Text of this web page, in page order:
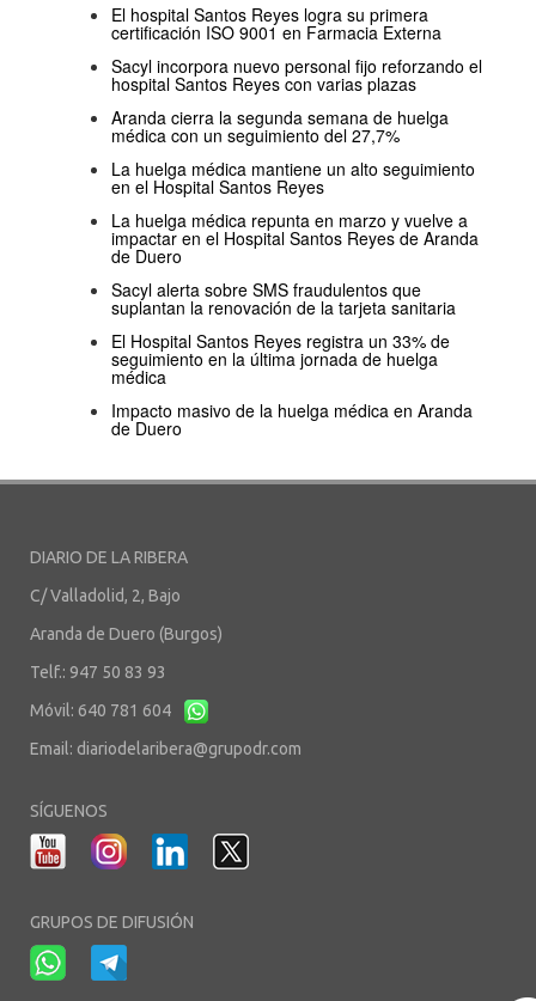
El hospital Santos Reyes logra su primera
certificación ISO 9001 en Farmacia Externa
Sacyl incorpora nuevo personal fijo reforzando el
hospital Santos Reyes con varias plazas
Aranda cierra la segunda semana de huelga
médica con un seguimiento del 27,7%
La huelga médica mantiene un alto seguimiento
en el Hospital Santos Reyes
La huelga médica repunta en marzo y vuelve a
impactar en el Hospital Santos Reyes de Aranda
de Duero
Sacyl alerta sobre SMS fraudulentos que
suplantan la renovación de la tarjeta sanitaria
El Hospital Santos Reyes registra un 33% de
seguimiento en la última jornada de huelga
médica
Impacto masivo de la huelga médica en Aranda
de Duero
DIARIO DE LA RIBERA
C/ Valladolid, 2, Bajo
Aranda de Duero (Burgos)
Telf.: 947 50 83 93
Móvil: 640 781 604
Email: diariodelaribera@grupodr.com
SÍGUENOS
GRUPOS DE DIFUSIÓN